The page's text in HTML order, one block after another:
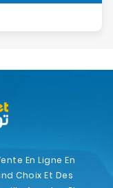
En Ligne En
Choix Et Des